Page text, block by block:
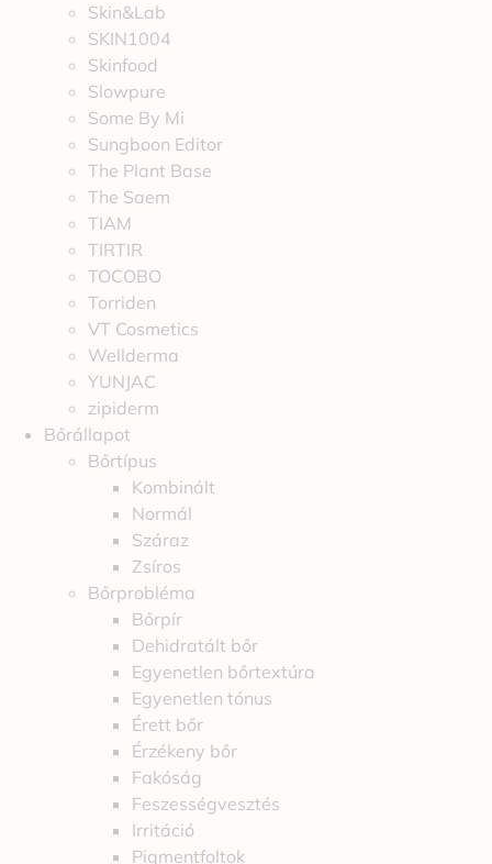
Skin&Lab
SKIN1004
Skinfood
Slowpure
Some By Mi
Sungboon Editor
The Plant Base
The Saem
TIAM
TIRTIR
TOCOBO
Torriden
VT Cosmetics
Wellderma
YUNJAC
zipiderm
Bőrállapot
Bőrtípus
Kombinált
Normál
Száraz
Zsíros
Bőrprobléma
Bőrpír
Dehidratált bőr
Egyenetlen bőrtextúra
Egyenetlen tónus
Érett bőr
Érzékeny bőr
Fakóság
Feszességvesztés
Irritáció
Pigmentfoltok